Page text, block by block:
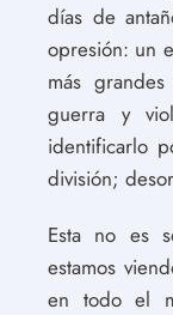
días de
opresión: un
más
guerra y
identificarlo
división;
Esta no es
estamos
en todo el